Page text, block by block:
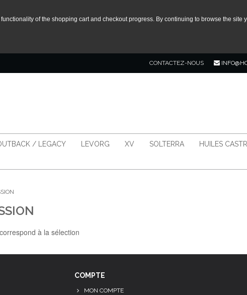
of the shopping cart and checkout progress. By continuing to browse the site
CONTACTEZ-NOUS
/ LEGACY LEVORG XV SOLTERRA HUILES
à la sélection
COMPTE
MON COMPTE